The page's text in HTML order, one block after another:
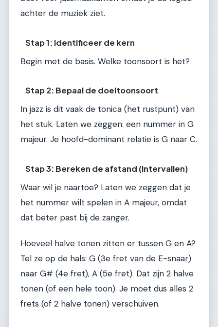
achter de muziek ziet.
Stap 1: Identificeer de kern
Begin met de basis. Welke toonsoort is het?
Stap 2: Bepaal de doeltoonsoort
In jazz is dit vaak de tonica (het rustpunt) van
het stuk. Laten we zeggen: een nummer in G
majeur. Je hoofd-dominant relatie is G naar C.
Stap 3: Bereken de afstand (Intervallen)
Waar wil je naartoe? Laten we zeggen dat je
het nummer wilt spelen in A majeur, omdat
dat beter past bij de zanger.
Hoeveel halve tonen zitten er tussen G en A?
Tel ze op de hals: G (3e fret van de E-snaar)
naar G# (4e fret), A (5e fret). Dat zijn 2 halve
tonen (of een hele toon). Je moet dus alles 2
frets (of 2 halve tonen) verschuiven.